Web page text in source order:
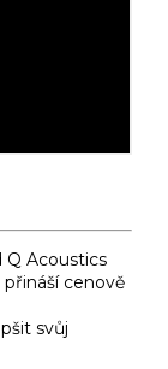
Acoustics
cenově
svůj